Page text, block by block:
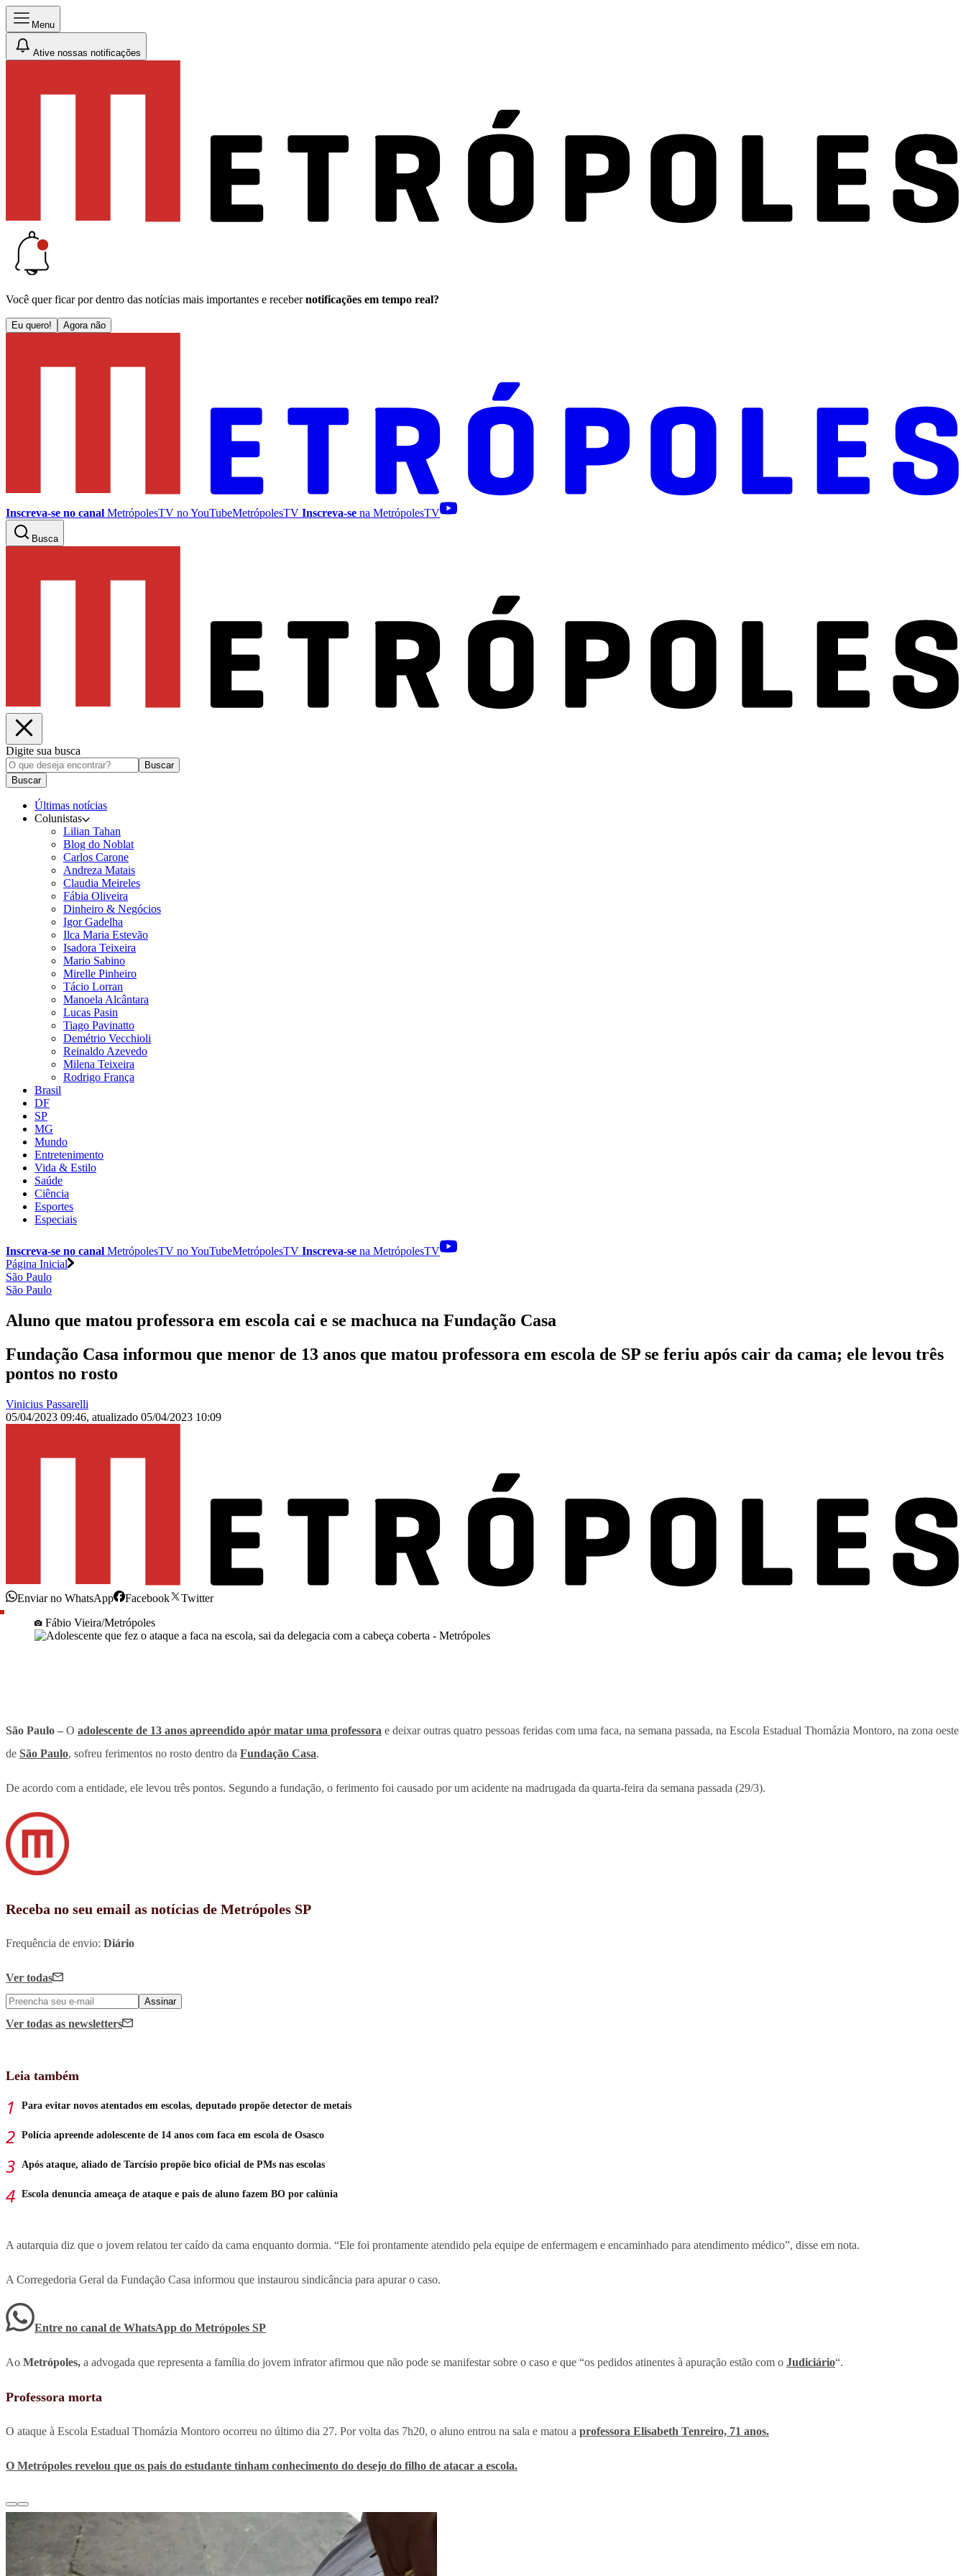
Menu
Ative nossas notificações
Você quer ficar por dentro das notícias mais importantes e receber notificações em tempo real?
Eu quero! Agora não
Inscreva-se no canal MetrópolesTV noYouTubeMetrópolesTV Inscreva-se na MetrópolesTV
Busca
Digite sua busca
Buscar
Buscar
Últimas notícias
Colunistas
Lilian Tahan
Blog do Noblat
Carlos Carone
Andreza Matais
Claudia Meireles
Fábia Oliveira
Dinheiro & Negócios
Igor Gadelha
Ilca Maria Estevão
Isadora Teixeira
Mario Sabino
Mirelle Pinheiro
Tácio Lorran
Manoela Alcântara
Lucas Pasin
Tiago Pavinatto
Demétrio Vecchioli
Reinaldo Azevedo
Milena Teixeira
Rodrigo França
Brasil
DF
SP
MG
Mundo
Entretenimento
Vida & Estilo
Saúde
Ciência
Esportes
Especiais
Inscreva-se no canal MetrópolesTV noYouTubeMetrópolesTV Inscreva-se na MetrópolesTV
Página Inicial
São Paulo
São Paulo
Aluno que matou professora em escola cai e se machuca na Fundação Casa
Fundação Casa informou que menor de 13 anos que matou professora em escola de SP se feriu após cair da cama; ele levou três
pontos no rosto
Vinicius Passarelli
05/04/2023 09:46, atualizado 05/04/2023 10:09
Enviar no WhatsApp Facebook
Twitter
Fábio Vieira/Metrópoles
São Paulo – O adolescente de 13 anos apreendido apór matar uma professora e deixar outras quatro pessoas feridas com uma faca, na semana passada, na Escola Estadual Thomázia Montoro, na zona oeste
de São Paulo, sofreu ferimentos no rosto dentro da Fundação Casa.
De acordo com a entidade, ele levou três pontos. Segundo a fundação, o ferimento foi causado por um acidente na madrugada da quarta-feira da semana passada (29/3).
Receba no seu email as notícias de Metrópoles SP
Frequência de envio: Diário
Ver todas
Assinar
Ver todas as newsletters
Leia também
Para evitar novos atentados em escolas, deputado propõe detector de metais
Polícia apreende adolescente de 14 anos com faca em escola de Osasco
Após ataque, aliado de Tarcísio propõe bico oficial de PMs nas escolas
Escola denuncia ameaça de ataque e pais de aluno fazem BO por calúnia
A autarquia diz que o jovem relatou ter caído da cama enquanto dormia. “Ele foi prontamente atendido pela equipe de enfermagem e encaminhado para atendimento médico”, disse em nota.
A Corregedoria Geral da Fundação Casa informou que instaurou sindicância para apurar o caso.
Entre no canal de WhatsApp do Metrópoles SP
Ao Metrópoles, a advogada que representa a família do jovem infrator afirmou que não pode se manifestar sobre o caso e que “os pedidos atinentes à apuração estão com o Judiciário“.
Professora morta
O ataque à Escola Estadual Thomázia Montoro ocorreu no último dia 27. Por volta das 7h20, o aluno entrou na sala e matou a professora Elisabeth Tenreiro, 71 anos.
O Metrópoles revelou que os pais do estudante tinham conhecimento do desejo do filho de atacar a escola.